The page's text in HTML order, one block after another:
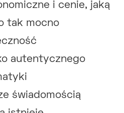
i cenie, jaką
tak mocno
autentycznego
świadomością